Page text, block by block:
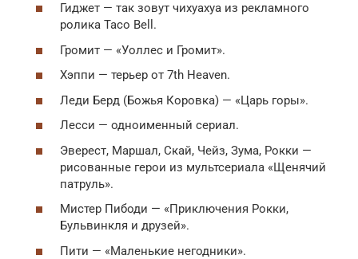
Гиджет — так зовут чихуахуа из рекламного
ролика Taco Bell.
Громит — «Уоллес и Громит».
Хэппи — терьер от 7th Heaven.
Леди Берд (Божья Коровка) — «Царь горы».
Лесси — одноименный сериал.
Эверест, Маршал, Скай, Чейз, Зума, Рокки —
рисованные герои из мультсериала «Щенячий
патруль».
Мистер Пибоди — «Приключения Рокки,
Бульвинкля и друзей».
Пити — «Маленькие негодники».